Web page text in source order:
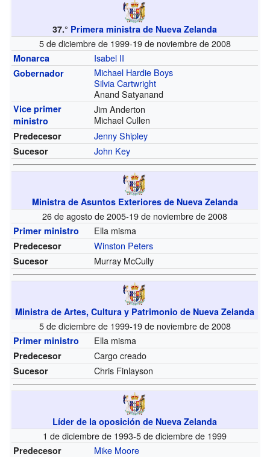
37.° Primera ministra de Nueva Zelanda
5 de diciembre de 1999-19 de noviembre de 2008
Monarca Isabel II
Gobernador
Michael Hardie Boys
Silvia Cartwright
Anand Satyanand
Vice primer
ministro
Jim Anderton
Michael Cullen
Predecesor Jenny Shipley
Sucesor John Key
Ministra de Asuntos Exteriores de Nueva Zelanda
26 de agosto de 2005-19 de noviembre de 2008
Primer ministro Ella misma
Predecesor Winston Peters
Sucesor Murray McCully
Ministra de Artes, Cultura y Patrimonio de Nueva Zelanda
5 de diciembre de 1999-19 de noviembre de 2008
Primer ministro Ella misma
Predecesor Cargo creado
Sucesor Chris Finlayson
Líder de la oposición de Nueva Zelanda
1 de diciembre de 1993-5 de diciembre de 1999
Predecesor Mike Moore